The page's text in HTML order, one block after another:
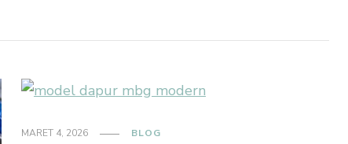
MARET 4, 2026 BLOG